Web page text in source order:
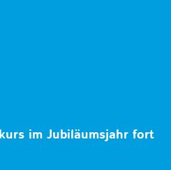
im Jubiläumsjahr fort